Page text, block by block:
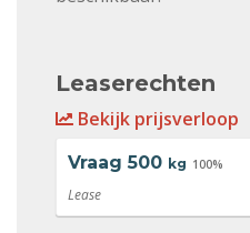
Leaserechten
Bekijk prijsverloop
Vraag 500 kg 100%
Lease